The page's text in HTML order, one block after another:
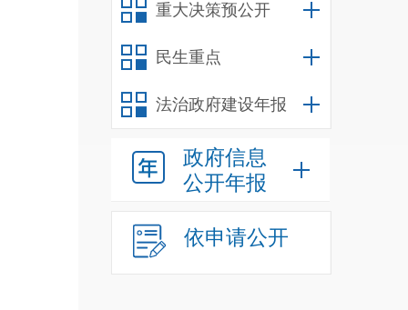
重大决策预公开
民生重点
法治政府建设年报
政府信息
公开年报
依申请公开